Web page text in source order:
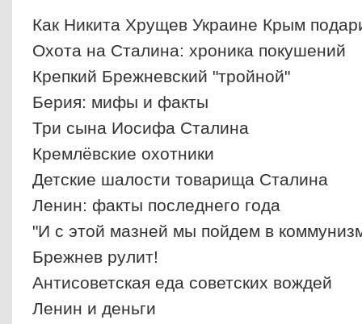
Как Никита Хрущев Украине Крым
Охота на Сталина: хроника покушений
Крепкий Брежневский "тройной"
Берия: мифы и факты
Три сына Иосифа Сталина
Кремлёвские охотники
Детские шалости товарища Сталина
Ленин: факты последнего года
"И с этой мазней мы пойдем в
Брежнев рулит!
Антисоветская еда советских вождей
Ленин и деньги